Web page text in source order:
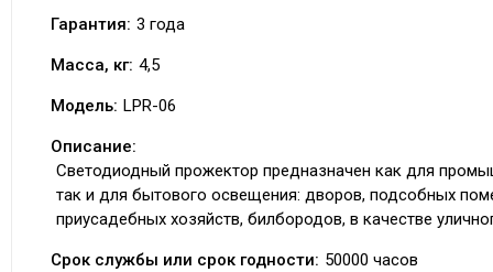
Гарантия: 3 года
Масса, кг: 4,5
Модель: LPR-06
Описание:
Светодиодный прожектор предназначен как для
так и для бытового освещения: дворов, подсобных
приусадебных хозяйств, билбородов, в качестве
Срок службы или срок годности: 50000 часов